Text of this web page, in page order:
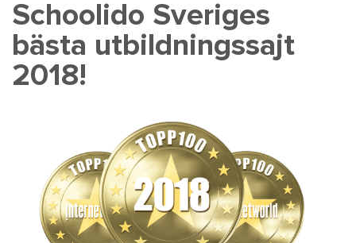
Schoolido Sveriges
bästa utbildningssajt
2018!